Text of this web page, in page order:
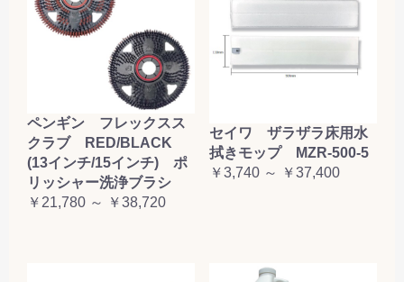
ペンギン フレックスス
クラブ RED/BLACK
(13インチ/15インチ) ポ
リッシャー洗浄ブラシ
￥21,780 ～ ￥38,720
セイワ ザラザラ床用水
拭きモップ MZR-500-5
￥3,740 ～ ￥37,400